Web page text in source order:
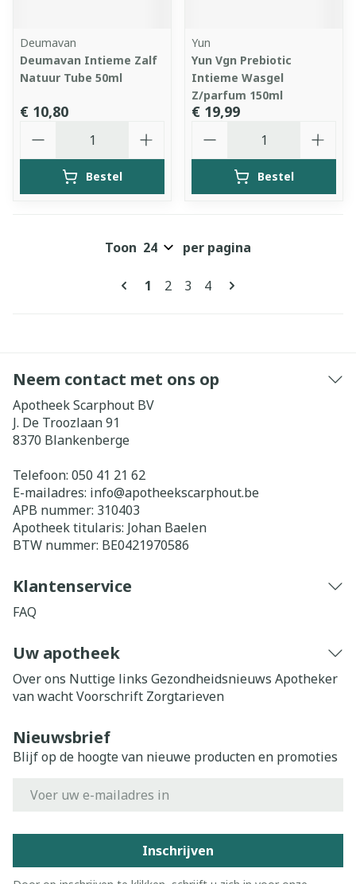
Deumavan
Deumavan Intieme Zalf
Natuur Tube 50ml
€ 10,80
Bestel
Yun
Yun Vgn Prebiotic
Intieme Wasgel
Z/parfum 150ml
€ 19,99
Bestel
Pagina's
U lees momenteel pagina
1 Pagina
2 Pagina
3 Pagina
4
Toon per pagina
Neem contact met ons op
Apotheek Scarphout BV
J. De Troozlaan 91
8370 Blankenberge
Telefoon: 050 41 21 62
E-mailadres: info@apotheekscarphout.be
APB nummer: 310403
Apotheek titularis: Johan Baelen
BTW nummer: BE0421970586
Klantenservice
FAQ
Uw apotheek
Over ons Nuttige links Gezondheidsnieuws Apotheker
van wachtVoorschrift Zorgtarieven
Nieuwsbrief
Blijf op de hoogte van nieuwe producten en promoties
Inschrijven